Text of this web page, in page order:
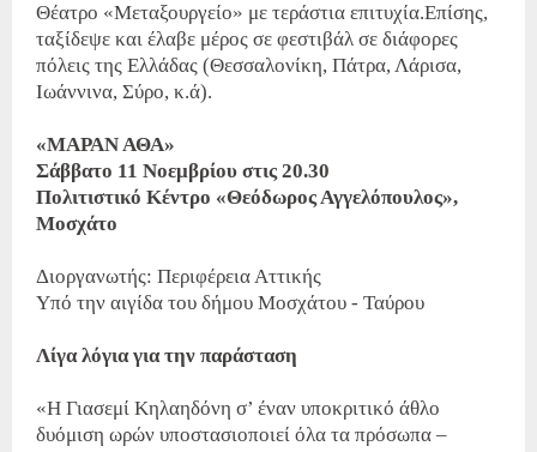
Θέατρο «Μεταξουργείο» με τεράστια επιτυχία.Επίσης,
ταξίδεψε και έλαβε μέρος σε φεστιβάλ σε διάφορες
πόλεις της Ελλάδας (Θεσσαλονίκη, Πάτρα, Λάρισα,
Ιωάννινα, Σύρο, κ.ά).
«ΜΑΡΑΝ ΑΘΑ»
Σάββατο 11 Νοεμβρίου στις 20.30
Πολιτιστικό Κέντρο «Θεόδωρος Αγγελόπουλος»,
Μοσχάτο
Διοργανωτής: Περιφέρεια Αττικής
Υπό την αιγίδα του δήμου Μοσχάτου - Ταύρου
Λίγα λόγια για την παράσταση
«Η Γιασεμί Κηλαηδόνη σ’ έναν υποκριτικό άθλο
δυόμιση ωρών υποστασιοποιεί όλα τα πρόσωπα –